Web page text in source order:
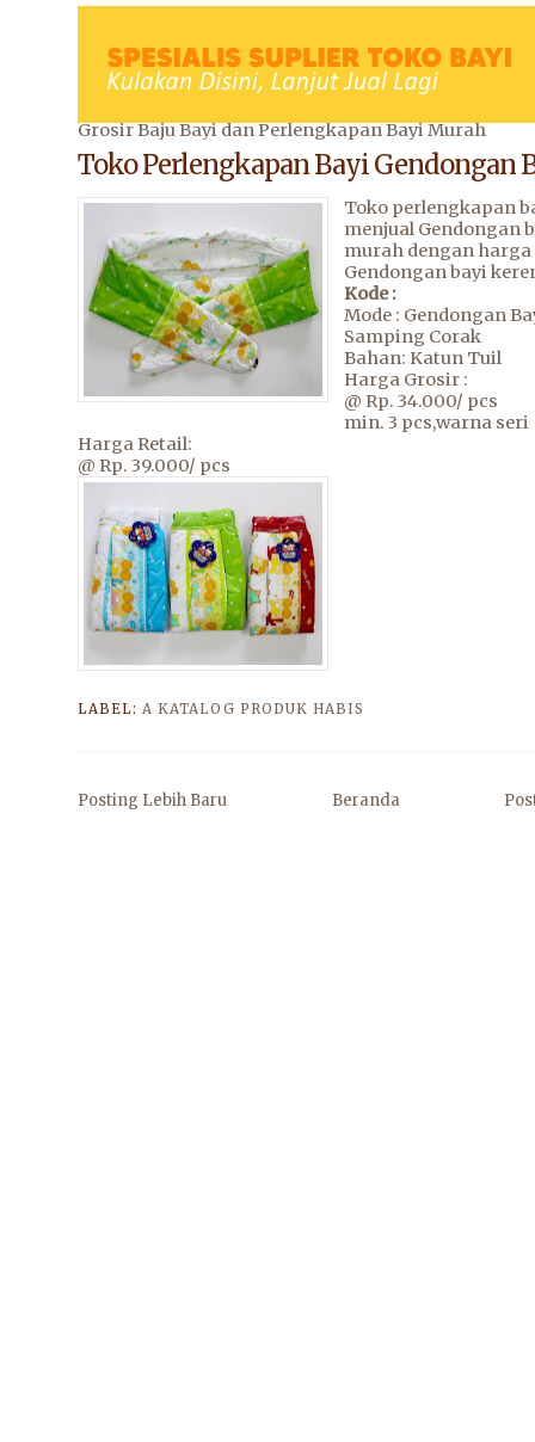
Grosir Baju Bayi dan Perlengkapan Bayi Murah
Toko Perlengkapan Bayi Gendongan
Toko perlengkapan
menjual Gendongan
murah dengan
Gendongan bayi
Kode :
Mode : Gendongan
Samping Corak
Bahan: Katun Tuil
Harga Grosir :
@ Rp. 34.000/ pcs
min. 3 pcs,warna seri
Harga Retail:
@ Rp. 39.000/ pcs
LABEL:A KATALOG PRODUK HABIS
Posting Lebih Baru Beranda